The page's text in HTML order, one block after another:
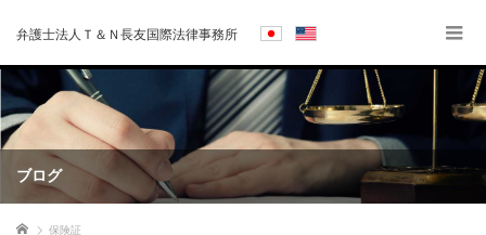
弁護士法人Ｔ＆Ｎ長友国際法律事務所
ブログ
ホーム 保険証